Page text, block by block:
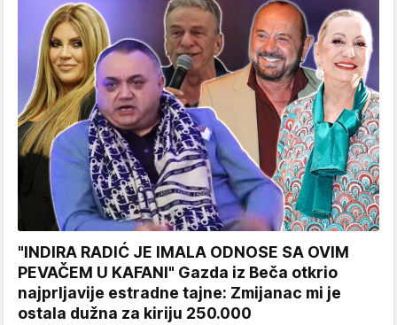
"INDIRA RADIĆ JE IMALA ODNOSE SA OVIM
PEVAČEM U KAFANI" Gazda iz Beča otkrio
najprljavije estradne tajne: Zmijanac mi je
ostala dužna za kiriju 250.000